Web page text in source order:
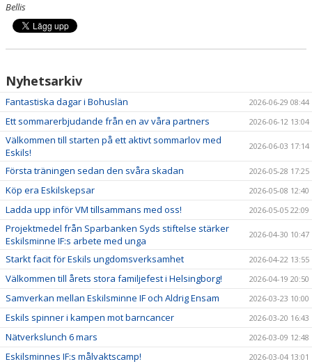
Bellis
Nyhetsarkiv
Fantastiska dagar i Bohuslän 2026-06-29 08:44
Ett sommarerbjudande från en av våra partners 2026-06-12 13:04
Välkommen till starten på ett aktivt sommarlov med
Eskils!
2026-06-03 17:14
Första träningen sedan den svåra skadan 2026-05-28 17:25
Köp era Eskilskepsar 2026-05-08 12:40
Ladda upp inför VM tillsammans med oss! 2026-05-05 22:09
Projektmedel från Sparbanken Syds stiftelse stärker
Eskilsminne IF:s arbete med unga
2026-04-30 10:47
Starkt facit för Eskils ungdomsverksamhet 2026-04-22 13:55
Välkommen till årets stora familjefest i Helsingborg! 2026-04-19 20:50
Samverkan mellan Eskilsminne IF och Aldrig Ensam 2026-03-23 10:00
Eskils spinner i kampen mot barncancer 2026-03-20 16:43
Nätverkslunch 6 mars 2026-03-09 12:48
Eskilsminnes IF:s målvaktscamp! 2026-03-04 13:01